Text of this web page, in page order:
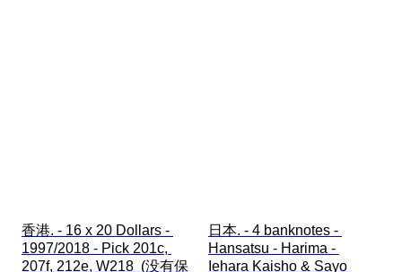
香港. - 16 x 20 Dollars -
1997/2018 - Pick 201c,
207f, 212e, W218  (没有保
日本. - 4 banknotes -
Hansatsu - Harima -
Iehara Kaisho & Sayo